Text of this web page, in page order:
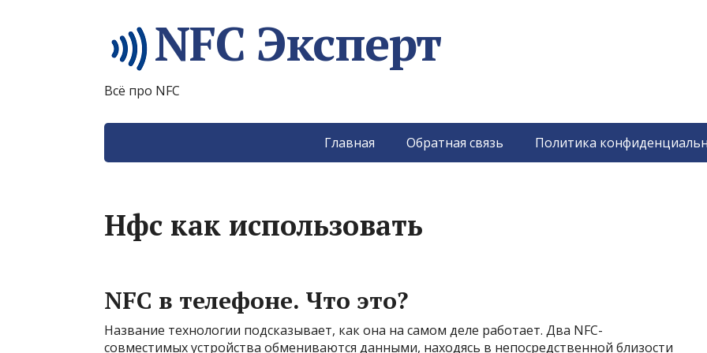
NFC Эксперт
Всё про NFC
Главная Обратная связь Политика
Нфс как использовать
NFC в телефоне. Что это?
Название технологии подсказывает, как она на самом деле работает. Два NFC-
совместимых устройства обмениваются данными, находясь в непосредственной близости